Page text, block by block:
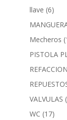
llave (6)
Mecheros
PISTOLA
VALVULAS
WC (17)